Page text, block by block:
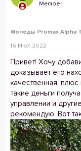
Member
Мопеды Promax Alpha
16 Июл 2022
Привет! Хочу
доказывает его
качественная,
такие деньги
управлении и
рекомендую. Вот